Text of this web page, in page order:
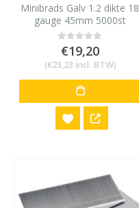
Minibrads Galv 1.2 dikte 18
gauge 45mm 5000st
0out of 5
€19,20
(€23,23 incl. BTW)